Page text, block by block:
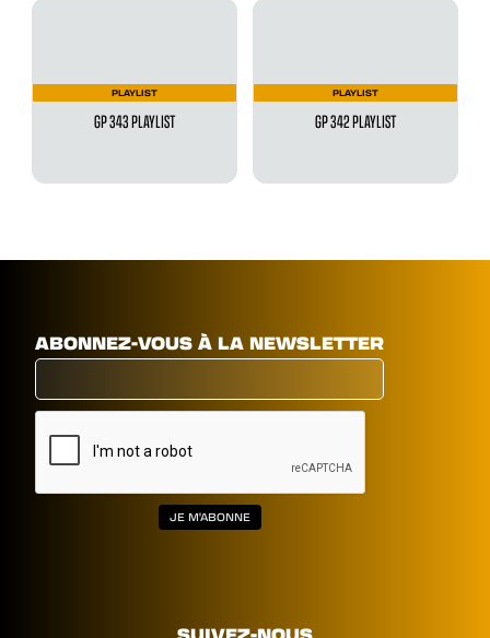
PLAYLIST
GP 343 PLAYLIST
PLAYLIST
GP 342 PLAYLIST
ABONNEZ-VOUS À LA NEWSLETTER